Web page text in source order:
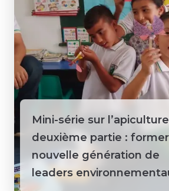
Mini-série sur
deuxième partie :
nouvelle génération de
leaders